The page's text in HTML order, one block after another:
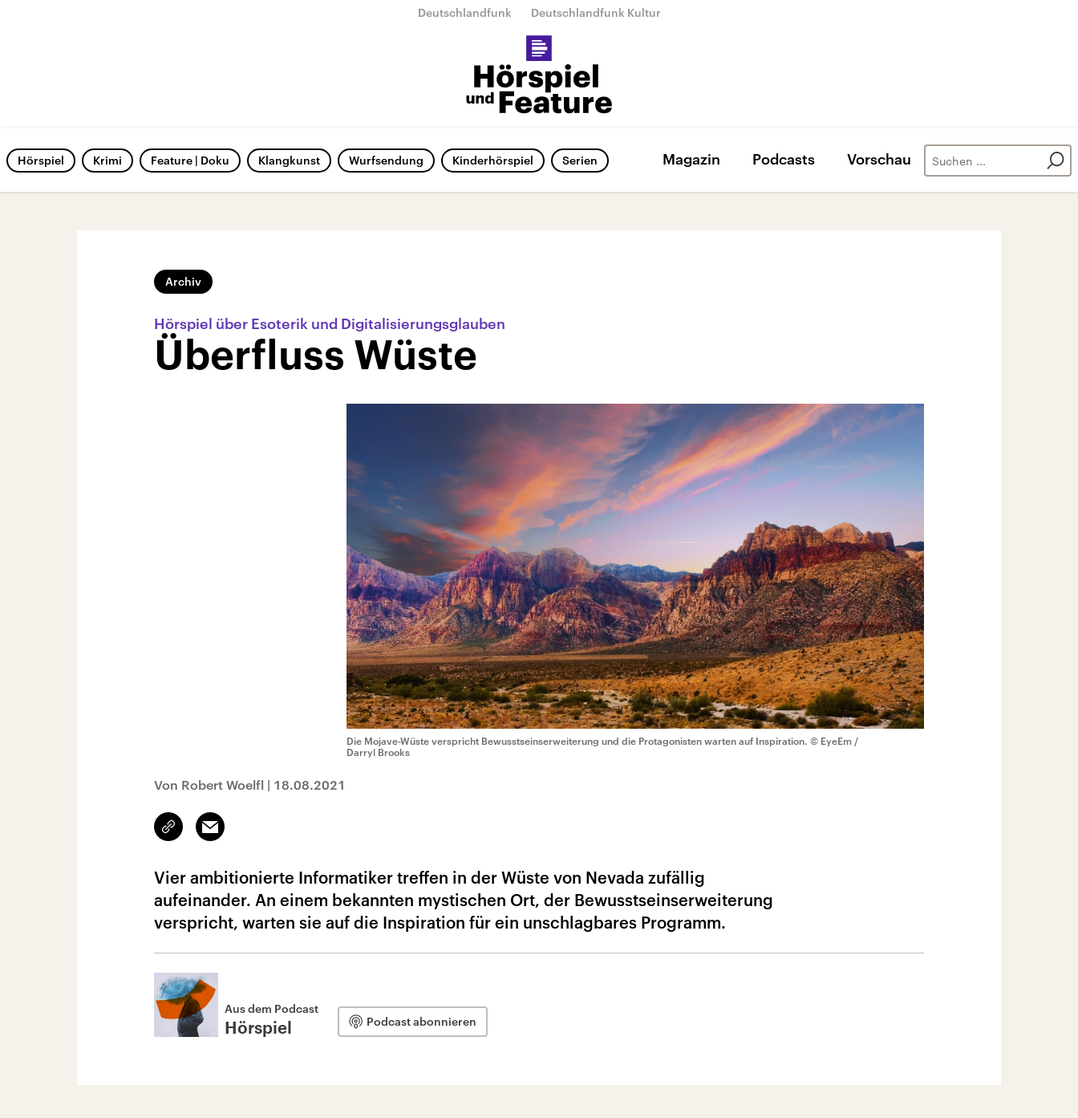
Deutschlandfunk Deutschlandfunk Kultur
Hörspiel Krimi Feature | Doku Klangkunst Wurfsendung Kinderhörspiel Serien Magazin Podcasts Vorschau
Archiv
Hörspiel über Esoterik und Digitalisierungsglauben
Überfluss Wüste
Die Mojave-Wüste verspricht Bewusstseinserweiterung und die Protagonisten warten auf Inspiration. © EyeEm /
Darryl Brooks
Von Robert Woelfl | 18.08.2021
Link
kopieren/teilen
Email
Vier ambitionierte Informatiker treffen in der Wüste von Nevada zufällig
aufeinander. An einem bekannten mystischen Ort, der Bewusstseinserweiterung
verspricht, warten sie auf die Inspiration für ein unschlagbares Programm.
Aus dem Podcast
Hörspiel Podcast abonnieren